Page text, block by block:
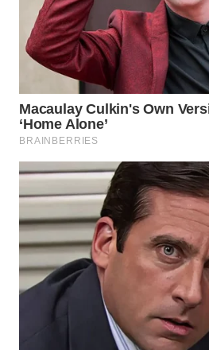
WAHANA
LISTRIK
WAHANA
TRAVEL
WAHANA
TV
WAHANANEWS
ID
WAHANANEWS
CO ID
WAHANANEWS